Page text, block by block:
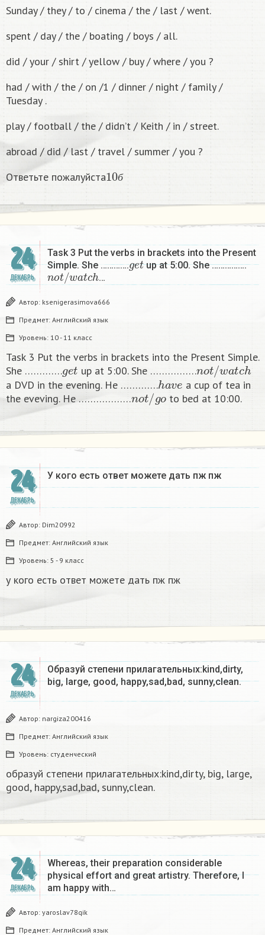
Sunday / they / to / cinema / the / last / went.
spent / day / the / boating / boys / all.
did / your / shirt / yellow / buy / where / you ?
had / with / the / on /1 / dinner / night / family /
Tuesday .
play / football / the / didn’t / Keith / in / street.
abroad / did / last / travel / summer / you ?
Ответьте пожалуйста
б
10
24
ДЕКАБРЬ
Task 3 Put the verbs in brackets into the Present
Simple. She ………….
g et
up at 5:00. She …………….
not/watch
…
Автор: ksenigerasimova666
Предмет: Английский язык
Уровень: 10 - 11 класс
Task 3 Put the verbs in brackets into the Present Simple.
She ………….
get
up at 5:00. She …………….
not/w atch
a DVD in the evening. He ………….
have
a cup of tea in
the eveving. He ………………
not/go
to bed at 10:00. ​
24
ДЕКАБРЬ
У кого есть ответ можете дать пж пж ​
Автор: Dim20992
Предмет: Английский язык
Уровень: 5 - 9 класс
у кого есть ответ можете дать пж пж
24
ДЕКАБРЬ
Образуй степени прилагательных:kind,dirty,
big, large, good, happy,sad,bad, sunny,clean.​
Автор: nargiza200416
Предмет: Английский язык
Уровень: студенческий
образуй степени прилагательных:kind,dirty, big, large,
good, happy,sad,bad, sunny,clean.​
24
ДЕКАБРЬ
Whereas, their preparation considerable
physical effort and great artistry. Therefore, I
am happy with…
Автор: yaroslav78qik
Предмет: Английский язык